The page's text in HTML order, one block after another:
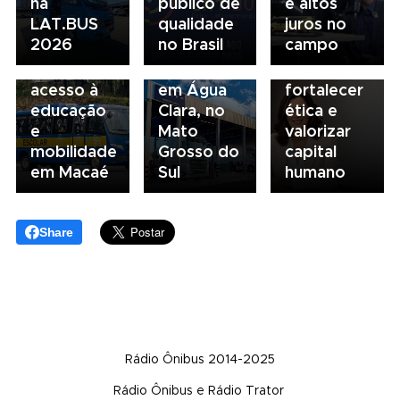
LAT.BUS
2026
qualidade
no Brasil
juros no
campo
Renovação
da frota
escolar
fortalece
acesso à
educação
e
mobilidade
em Macaé
03/08/2026
Volvo
inaugura
concessionária
em Água
Clara, no
Mato
Grosso do
Sul
Sorocaba
utiliza
compliance
para
fortalecer
ética e
valorizar
capital
humano
Share
Rádio Ônibus 2014-2025
Rádio Ônibus e Rádio Trator